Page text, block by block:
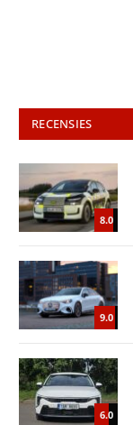
RECENSIES
8.0
9.0
6.0